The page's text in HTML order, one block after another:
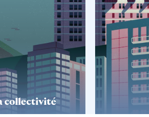
collectivité